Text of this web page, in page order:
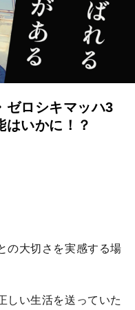
ゼロシキマッハ3
はいかに！？
の大切さを実感する場
しい生活を送っていた